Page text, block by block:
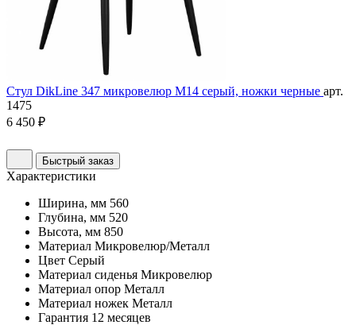
Стул DikLine 347 микровелюр M14 серый, ножки черные арт.
1475
6 450 ₽
Быстрый заказ
Характеристики
Ширина, мм 560
Глубина, мм 520
Высота, мм 850
Материал Микровелюр/Металл
Цвет Серый
Материал сиденья Микровелюр
Материал опор Металл
Материал ножек Металл
Гарантия 12 месяцев